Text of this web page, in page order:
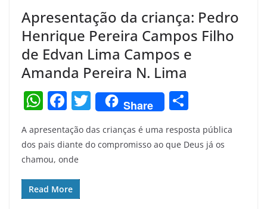
Apresentação da criança: Pedro
Henrique Pereira Campos Filho
de Edvan Lima Campos e
Amanda Pereira N. Lima
W
at
s
A
p
F
a
c
e
b
o
T
w
itt
Share
ar
A apresentação das crianças é uma resposta pública
dos pais diante do compromisso ao que Deus já os
chamou, onde
Read More